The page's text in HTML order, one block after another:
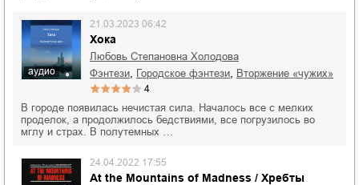
аудио
Хока
21.03.2023 06:42
Любовь Степановна Холодова
фэнтези
городское фэнтези вторжение «чужих»
4
В городе появилась нечистая сила. Началось все с мелких
проделок, а продолжилось бедствиями, все погрузилось во
мглу и страх. В полутемных …
At the Mountains of Madness / Хребты
24.04.2022 17:55